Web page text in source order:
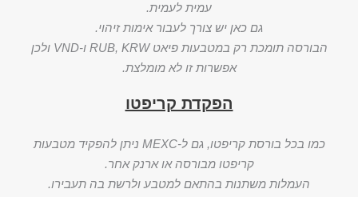
עמית לעמית.
גם כאן יש צורך לעבור אימות זיהוי.
הבורסה תומכת רק במטבעות פיאט RUB, KRW ו-VND ולכן
אפשרות זו לא מומלצת.
הפקדת קריפטו
כמו בכל בורסת קריפטו, גם ל-MEXC ניתן להפקיד מטבעות
קריפטו מבורסה או ארנק אחר.
העמלות משתנות בהתאם למטבע ולרשת בה תעבירו.